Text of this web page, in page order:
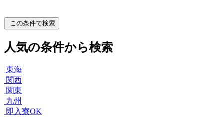
この条件で検索
人気の条件から検索
東海
関西
関東
九州
即入寮OK